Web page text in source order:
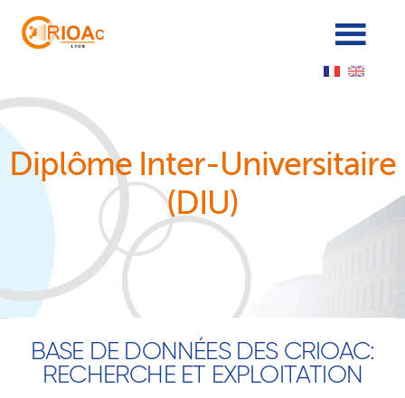
Diplôme Inter-Universitaire
(DIU)
BASE DE DONNÉES DES CRIOAC:
RECHERCHE ET EXPLOITATION
Panneau de gestion des cookies